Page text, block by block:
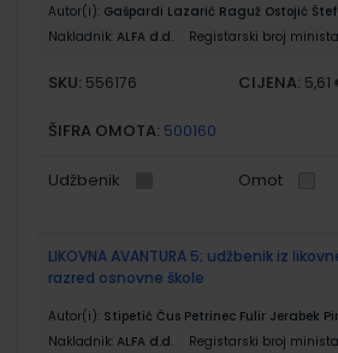
Autor(i): Gašpardi Lazarić Raguž Ostojić
Nakladnik: ALFA d.d. Registarski broj
SKU: 556176 CIJENA: 5,61
ŠIFRA OMOTA: 500160
Udžbenik Omot
LIKOVNA AVANTURA 5; udžbenik iz
razred osnovne škole
Autor(i): Stipetić Čus Petrinec Fulir Jerabek
Nakladnik: ALFA d.d. Registarski broj